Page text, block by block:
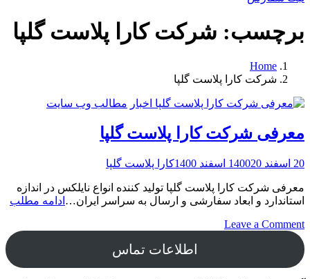
برچسب: شرکت کارا پلاست گلپا
Home
Posts
شرکت کارا پلاست گلپا
اخبار مطالب وب سایت
معرفی شرکت کارا پلاست گلپا
20 اسفند 1400 20 اسفند 1400 کارا پلاست گلپا
معرفی شرکت کارا پلاست گلپا تولید کننده انواع نایلکس در اندازه
استاندارد و ابعاد سفارشی و ارسال به سراسر ایران… ادامه مطلب
Leave a Comment
on
اطلاعات تماس